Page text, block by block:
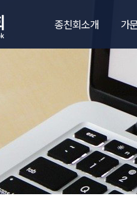
종친회소개
회장인사말
연혁과 역대회장
상징물과 종훈
정관
조직도
찾아오시는길
가
계보도
계
선